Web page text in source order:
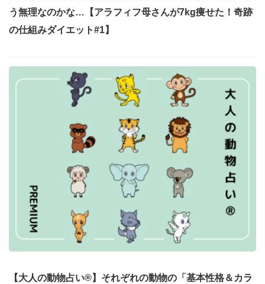
う無理なのかな…【アラフィフ母さんが7kg痩せた！奇跡
の仕組みダイエット#1】
【大人の動物占い®】それぞれの動物の「基本性格＆カラ